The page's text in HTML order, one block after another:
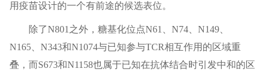
用疫苗设计的一个有前途的候选表位。
除了N801之外，糖基化位点N61、N74、N149、
N165、N343和N1074与已知参与TCR相互作用的区域重
叠，而S673和N1158也属于已知在抗体结合时引发中和的区